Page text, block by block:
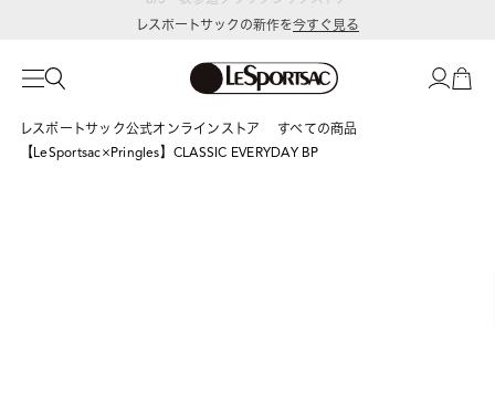
レスポートサックの新作を今すぐ見る
レスポートサック公式オンラインストア
すべての商品
【LeSportsac×Pringles】CLASSIC EVERYDAY BP